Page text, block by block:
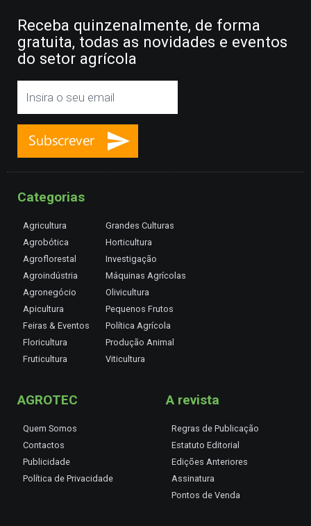
Receba quinzenalmente, de forma
gratuita, todas as novidades e eventos
do setor agrícola
Categorias
Agricultura
Agrobótica
Agroflorestal
Agroindústria
Agronegócio
Apicultura
Feiras & Eventos
Floricultura
Fruticultura
Grandes Culturas
Horticultura
Investigação
Máquinas Agrícolas
Olivicultura
Pequenos Frutos
Política Agrícola
Produção Animal
Viticultura
AGROTEC
Quem Somos
Contactos
Publicidade
Política de Privacidade
A revista
Regras de Publicação
Estatuto Editorial
Edições Anteriores
Assinatura
Pontos de Venda